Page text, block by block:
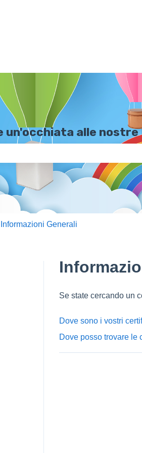
un'occhiata alle nostre
perché il campo di ricerca
Informazioni Generali
Se state cercando un
Dove sono i vostri
Dove posso trovare le